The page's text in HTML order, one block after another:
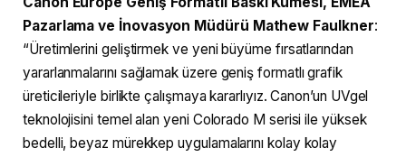
Pazarlama ve İnovasyon Müdürü Mathew Faulkner:
“Üretimlerini geliştirmek ve yeni büyüme fırsatlarından
yararlanmalarını sağlamak üzere geniş formatlı grafik
üreticileriyle birlikte çalışmaya kararlıyız. Canon’un UVgel
teknolojisini temel alan yeni Colorado M serisi ile yüksek
bedelli, beyaz mürekkep uygulamalarını kolay kolay